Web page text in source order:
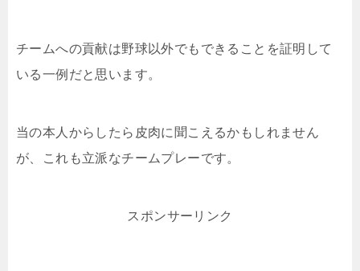
チームへの貢献は野球以外でもできることを証明して
いる一例だと思います。
当の本人からしたら皮肉に聞こえるかもしれません
が、これも立派なチームプレーです。
スポンサーリンク